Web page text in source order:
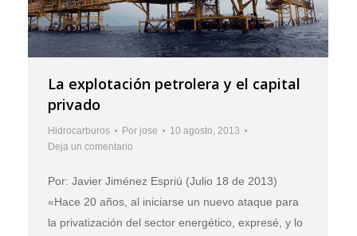
La explotación petrolera y el capital
privado
Hidrocarburos Por jose
10 agosto, 2013
Deja un comentario
Por: Javier Jiménez Espriú (Julio 18 de 2013)
«Hace 20 años, al iniciarse un nuevo ataque para
la privatización del sector energético, expresé, y lo